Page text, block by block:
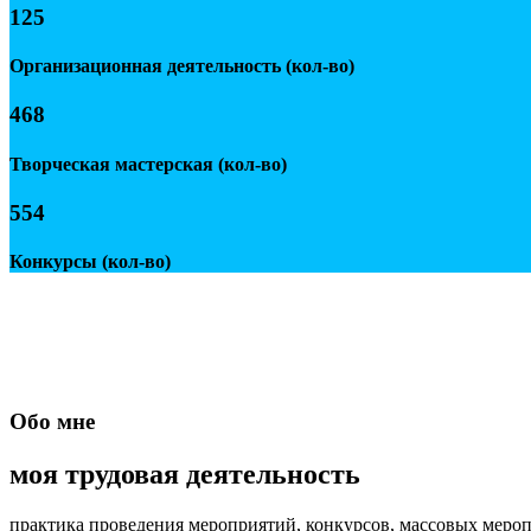
125
Организационная деятельность (кол-во)
468
Творческая мастерская (кол-во)
554
Конкурсы (кол-во)
Обо мне
моя трудовая деятельность
практика проведения мероприятий, конкурсов, массовых